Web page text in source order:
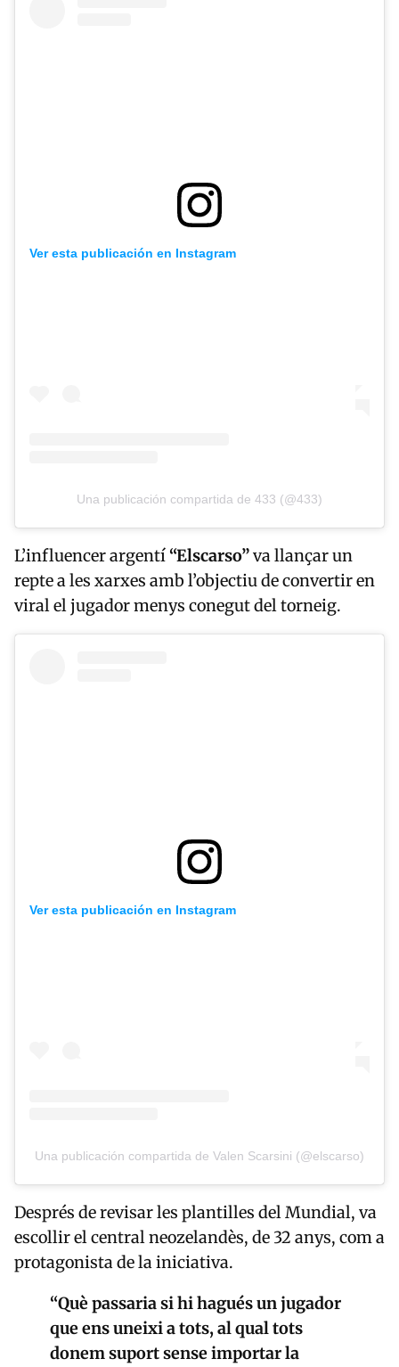
Ver esta publicación en Instagram
Una publicación compartida de 433 (@433)
L’influencer argentí “Elscarso”va llançar un
repte a les xarxes amb l’objectiu de convertir en
viral el jugador menys conegut del torneig.
Ver esta publicación en Instagram
Una publicación compartida de Valen Scarsini (@elscarso)
Després de revisar les plantilles del Mundial, va
escollir el central neozelandès, de 32 anys, com a
protagonista de la iniciativa.
“Què passaria si hi hagués un jugador
que ens uneixi a tots, al qual tots
donem suport sense importar la